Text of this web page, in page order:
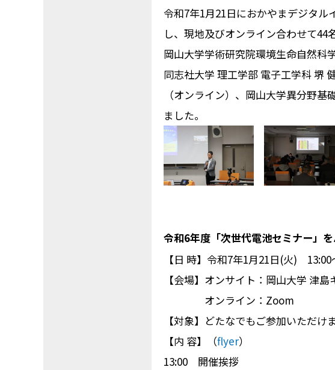
令和7年1月21日におかやまデジタ
し、現地及びオンライン合わせて44
岡山大学学術研究院環境生命自然科
同志社大学 理工学部 電子工学科 堺
（オンライン）、岡山大学異分野
ました。
令和6年度「次世代電池セミナー」を
【日 時】令和7年1月21日(火) 13:00
【会場】オンサイト：岡山大学 津
オンライン：Zoom
【対象】どたなでもご参加いただけま
【内 容】（flyer）
13:00 開催挨拶